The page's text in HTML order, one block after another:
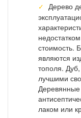
Дерево
стоимость.
являются
тополя.
лучшими
лаком или